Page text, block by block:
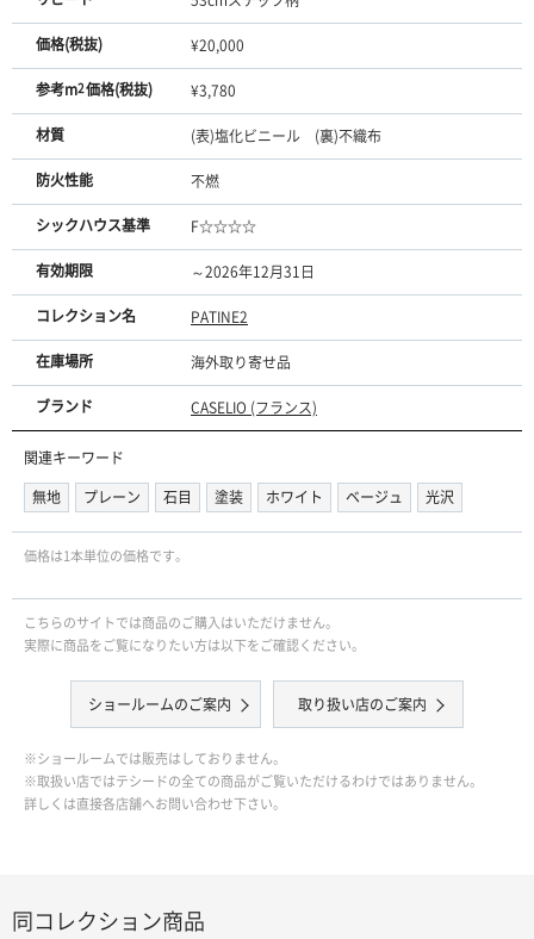
価格(税抜) ¥20,000
参考m2価格(税抜) ¥3,780
材質 (表)塩化ビニール (裏)不織布
防火性能 不燃
シックハウス基準 F☆☆☆☆
有効期限 ～2026年12月31日
コレクション名 PATINE2
在庫場所 海外取り寄せ品
ブランド CASELIO (フランス)
関連キーワード
無地
プレーン 石目 塗装 ホワイト ベージュ 光沢
価格は1本単位の価格です｡
こちらのサイトでは商品のご購入はいただけません。
実際に商品をご覧になりたい方は以下をご確認ください。
ショールームのご案内 取り扱い店のご案内
※ショールームでは販売はしておりません。
※取扱い店ではテシードの全ての商品がご覧いただけるわけではありません。
詳しくは直接各店舗へお問い合わせ下さい。
同コレクション商品